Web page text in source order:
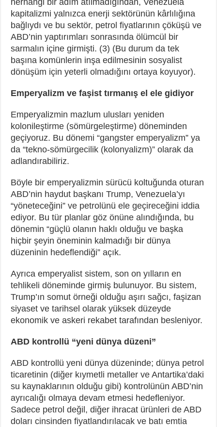
kapitalizmi yalnızca enerji sektörünün kârlılığına
bağlıydı ve bu sektör, petrol fiyatlarının çöküşü ve
ABD’nin yaptırımları sonrasında ölümcül bir
sarmalın içine girmişti. (3) (Bu durum da tek
başına komünlerin inşa edilmesinin sosyalist
dönüşüm için yeterli olmadığını ortaya koyuyor).
Emperyalizm ve faşist tırmanış el ele gidiyor
Emperyalizmin mazlum ulusları yeniden
kolonileştirme (sömürgeleştirme) döneminden
geçiyoruz. Bu dönemi “gangster emperyalizm” ya
da “tekno-sömürgecilik (kolonyalizm)” olarak da
adlandırabiliriz.
Böyle bir emperyalizmin sürücü koltuğunda oturan
ABD’nin haydut başkanı Trump, Venezuela’yı
“yöneteceğini” ve petrolünü ele geçireceğini iddia
ediyor. Bu tür planlar göz önüne alındığında, bu
dönemin “güçlü olanın haklı olduğu ve başka
hiçbir şeyin öneminin kalmadığı bir dünya
düzeninin hedeflendiği” açık.
Ayrıca emperyalist sistem, son on yılların en
tehlikeli döneminde girmiş bulunuyor. Bu sistem,
Trump’ın somut örneği olduğu aşırı sağcı, faşizan
siyaset ve tarihsel olarak yüksek düzeyde
ekonomik ve askeri rekabet tarafından besleniyor.
ABD kontrollü “yeni dünya düzeni”
ABD kontrollü yeni dünya düzeninde; dünya petrol
ticaretinin (diğer kıymetli metaller ve Antartika’daki
su kaynaklarının olduğu gibi) kontrolünün ABD’nin
ayrıcalığı olmaya devam etmesi hedefleniyor.
Sadece petrol değil, diğer ihracat ürünleri de ABD
doları cinsinden fiyatlandırılacak ve batı emtia